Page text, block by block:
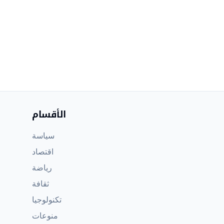
الأقسام
سياسة
اقتصاد
رياضة
ثقافة
تكنولوجيا
منوعات